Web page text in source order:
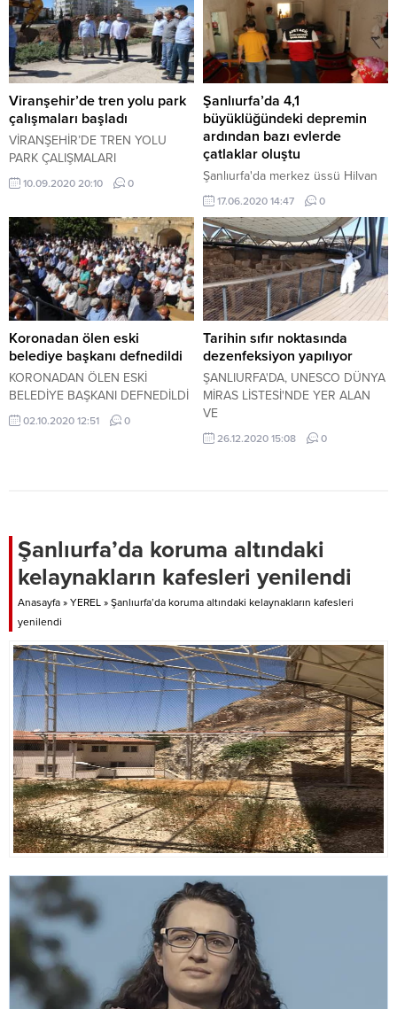
gerekçesiyle el konuldu.
Viranşehir’de tren yolu park
çalışmaları başladı
VİRANŞEHİR’DE TREN YOLU
PARK ÇALIŞMALARI
10.09.2020 20:10 0
Şanlıurfa’da 4,1
büyüklüğündeki depremin
ardından bazı evlerde
çatlaklar oluştu
Şanlıurfa'da merkez üssü Hilvan
ilçesi olan 4,1 büyüklüğündeki
deprem nedeniyle kırsal
mahalledeki bazı evlerde çatlaklar
meydana geldi.
17.06.2020 14:47 0
Koronadan ölen eski
belediye başkanı defnedildi
KORONADAN ÖLEN ESKİ
BELEDİYE BAŞKANI DEFNEDİLDİ
02.10.2020 12:51 0
Tarihin sıfır noktasında
dezenfeksiyon yapılıyor
ŞANLIURFA'DA, UNESCO DÜNYA
MİRAS LİSTESİ'NDE YER ALAN
VE
26.12.2020 15:08 0
Şanlıurfa’da koruma altındaki
kelaynakların kafesleri yenilendi
Anasayfa » YEREL » Şanlıurfa’da koruma altındaki kelaynakların kafesleri
yenilendi